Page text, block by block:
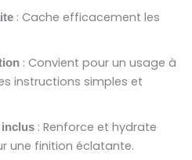
: Cache efficacement les
: Convient pour un usage à
instructions simples et
: Renforce et hydrate
une finition éclatante.